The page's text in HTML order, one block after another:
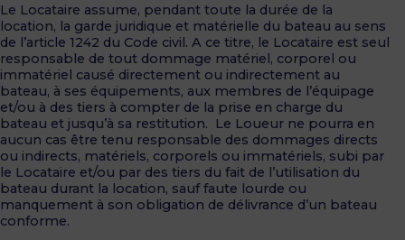
Le Locataire assume, pendant toute la durée de la
location, la garde juridique et matérielle du bateau au sens
de l’article 1242 du Code civil. A ce titre, le Locataire est seul
responsable de tout dommage matériel, corporel ou
immatériel causé directement ou indirectement au
bateau, à ses équipements, aux membres de l’équipage
et/ou à des tiers à compter de la prise en charge du
bateau et jusqu’à sa restitution. Le Loueur ne pourra en
aucun cas être tenu responsable des dommages directs
ou indirects, matériels, corporels ou immatériels, subi par
le Locataire et/ou par des tiers du fait de l’utilisation du
bateau durant la location, sauf faute lourde ou
manquement à son obligation de délivrance d’un bateau
conforme.